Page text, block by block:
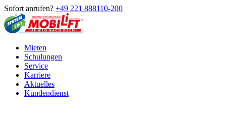
Sofort anrufen? +49 221 888110-200
Mieten
Schulungen
Service
Karriere
Aktuelles
Kundendienst